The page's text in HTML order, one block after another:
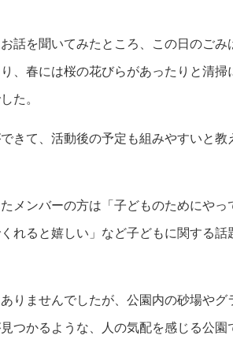
話を聞いてみたところ、この日のごみ
、春には桜の花びらがあったりと清掃
た。
きて、活動後の予定も組みやすいと教
メンバーの方は「子どものためにやっ
れると嬉しい」など子どもに関する話
りませんでしたが、公園内の砂場やグ
つかるような、人の気配を感じる公園